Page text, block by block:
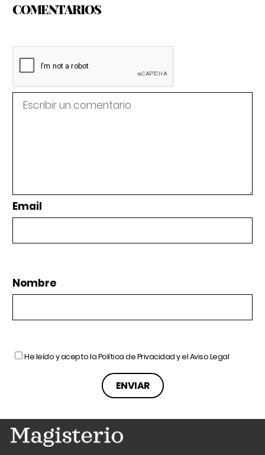
COMENTARIOS
Email
Nombre
He leído y acepto laPolítica de Privacidady elAviso Legal